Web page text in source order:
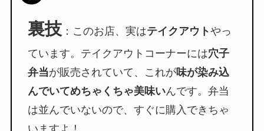
裏技 ：このお店、実はテイクアウトやっ
ています。テイクアウトコーナーには穴子
弁当が販売されていて、これが味が染み込
んでいてめちゃくちゃ美味いんです。弁当
は並んでいないので、すぐに購入できちゃ